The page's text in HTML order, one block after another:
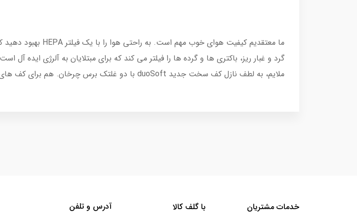
گرد و غبار ریز، باکتری ها و گرده ها را فیلتر می کند که برای مبتلایان به آلرژی ایده
ملایم، به لطف نازل کف سخت جدید duoSoft با دو غلتک برس چرخان. هم برای کف های سخت و هم برای فرش مناسب است.
خدمات مشتریان با گلف کالا آدرس و تلفن